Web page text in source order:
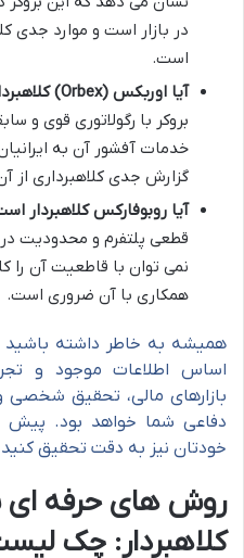
در بازار است و موارد جدی
است.
آیا اوربکس (Orbex) کلاهبردار است؟
بروکر با رگولاتوری قوی و
خدمات آفشور آن به
گزارش جدی کلاهبرداری از
آیا روبوفارکس کلاهبردار
قطعی پلتفرم و محدودیت
نمی توان با قاطعیت آن را
همکاری با آن ضروری است.
همیشه به خاطر داشته باشید
اساس اطلاعات موجود و
بازارهای مالی، تحقیق شخصی
دفاعی شما خواهد بود. پیش
خودتان نیز به دقت تحقیق
روش های حرفه ای
کلاهبردار: چک